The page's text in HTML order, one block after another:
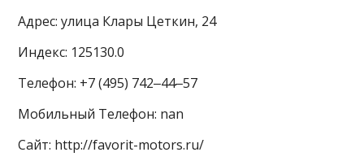
Адрес: улица Клары Цеткин, 24
Индекс: 125130.0
Телефон: +7 (495) 742‒44‒57
Мобильный Телефон: nan
Сайт: http://favorit-motors.ru/